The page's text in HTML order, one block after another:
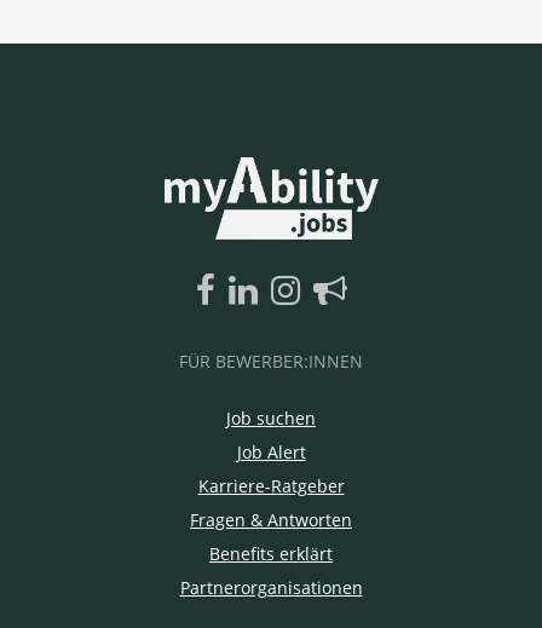
FÜR BEWERBER:INNEN
Job suchen
Job Alert
Karriere-Ratgeber
Fragen & Antworten
Benefits erklärt
Partnerorganisationen